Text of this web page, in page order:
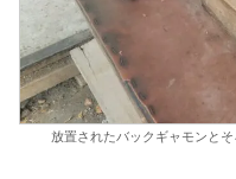
放置されたバックギャモンと